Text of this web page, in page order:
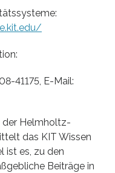
41175, E-Mail:
der Helmholtz-
das KIT Wissen
ist es, zu den
Beiträge in